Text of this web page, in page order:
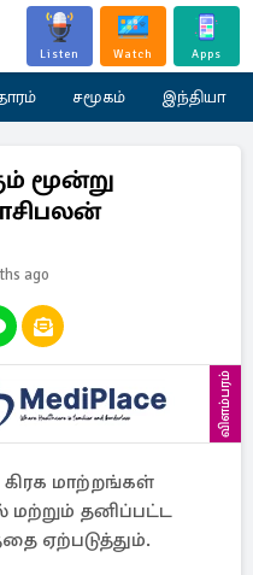
Listen Watch Apps
சமூகம் இந்தியா
மூன்று
ago
விளம்பரம்
கிரக மாற்றங்கள்
மற்றும் தனிப்பட்ட
ஏற்படுத்தும்.